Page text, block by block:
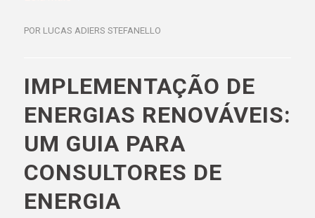
POR LUCAS ADIERS STEFANELLO
IMPLEMENTAÇÃO DE
ENERGIAS RENOVÁVEIS:
UM GUIA PARA
CONSULTORES DE
ENERGIA